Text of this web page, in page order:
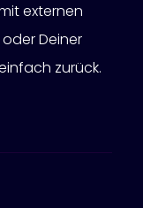
externen
Deiner
zurück.